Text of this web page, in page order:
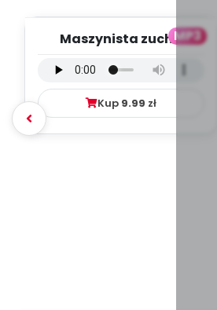
MP3
Maszynista zuch -
mp3)
Kup 9.99 zł